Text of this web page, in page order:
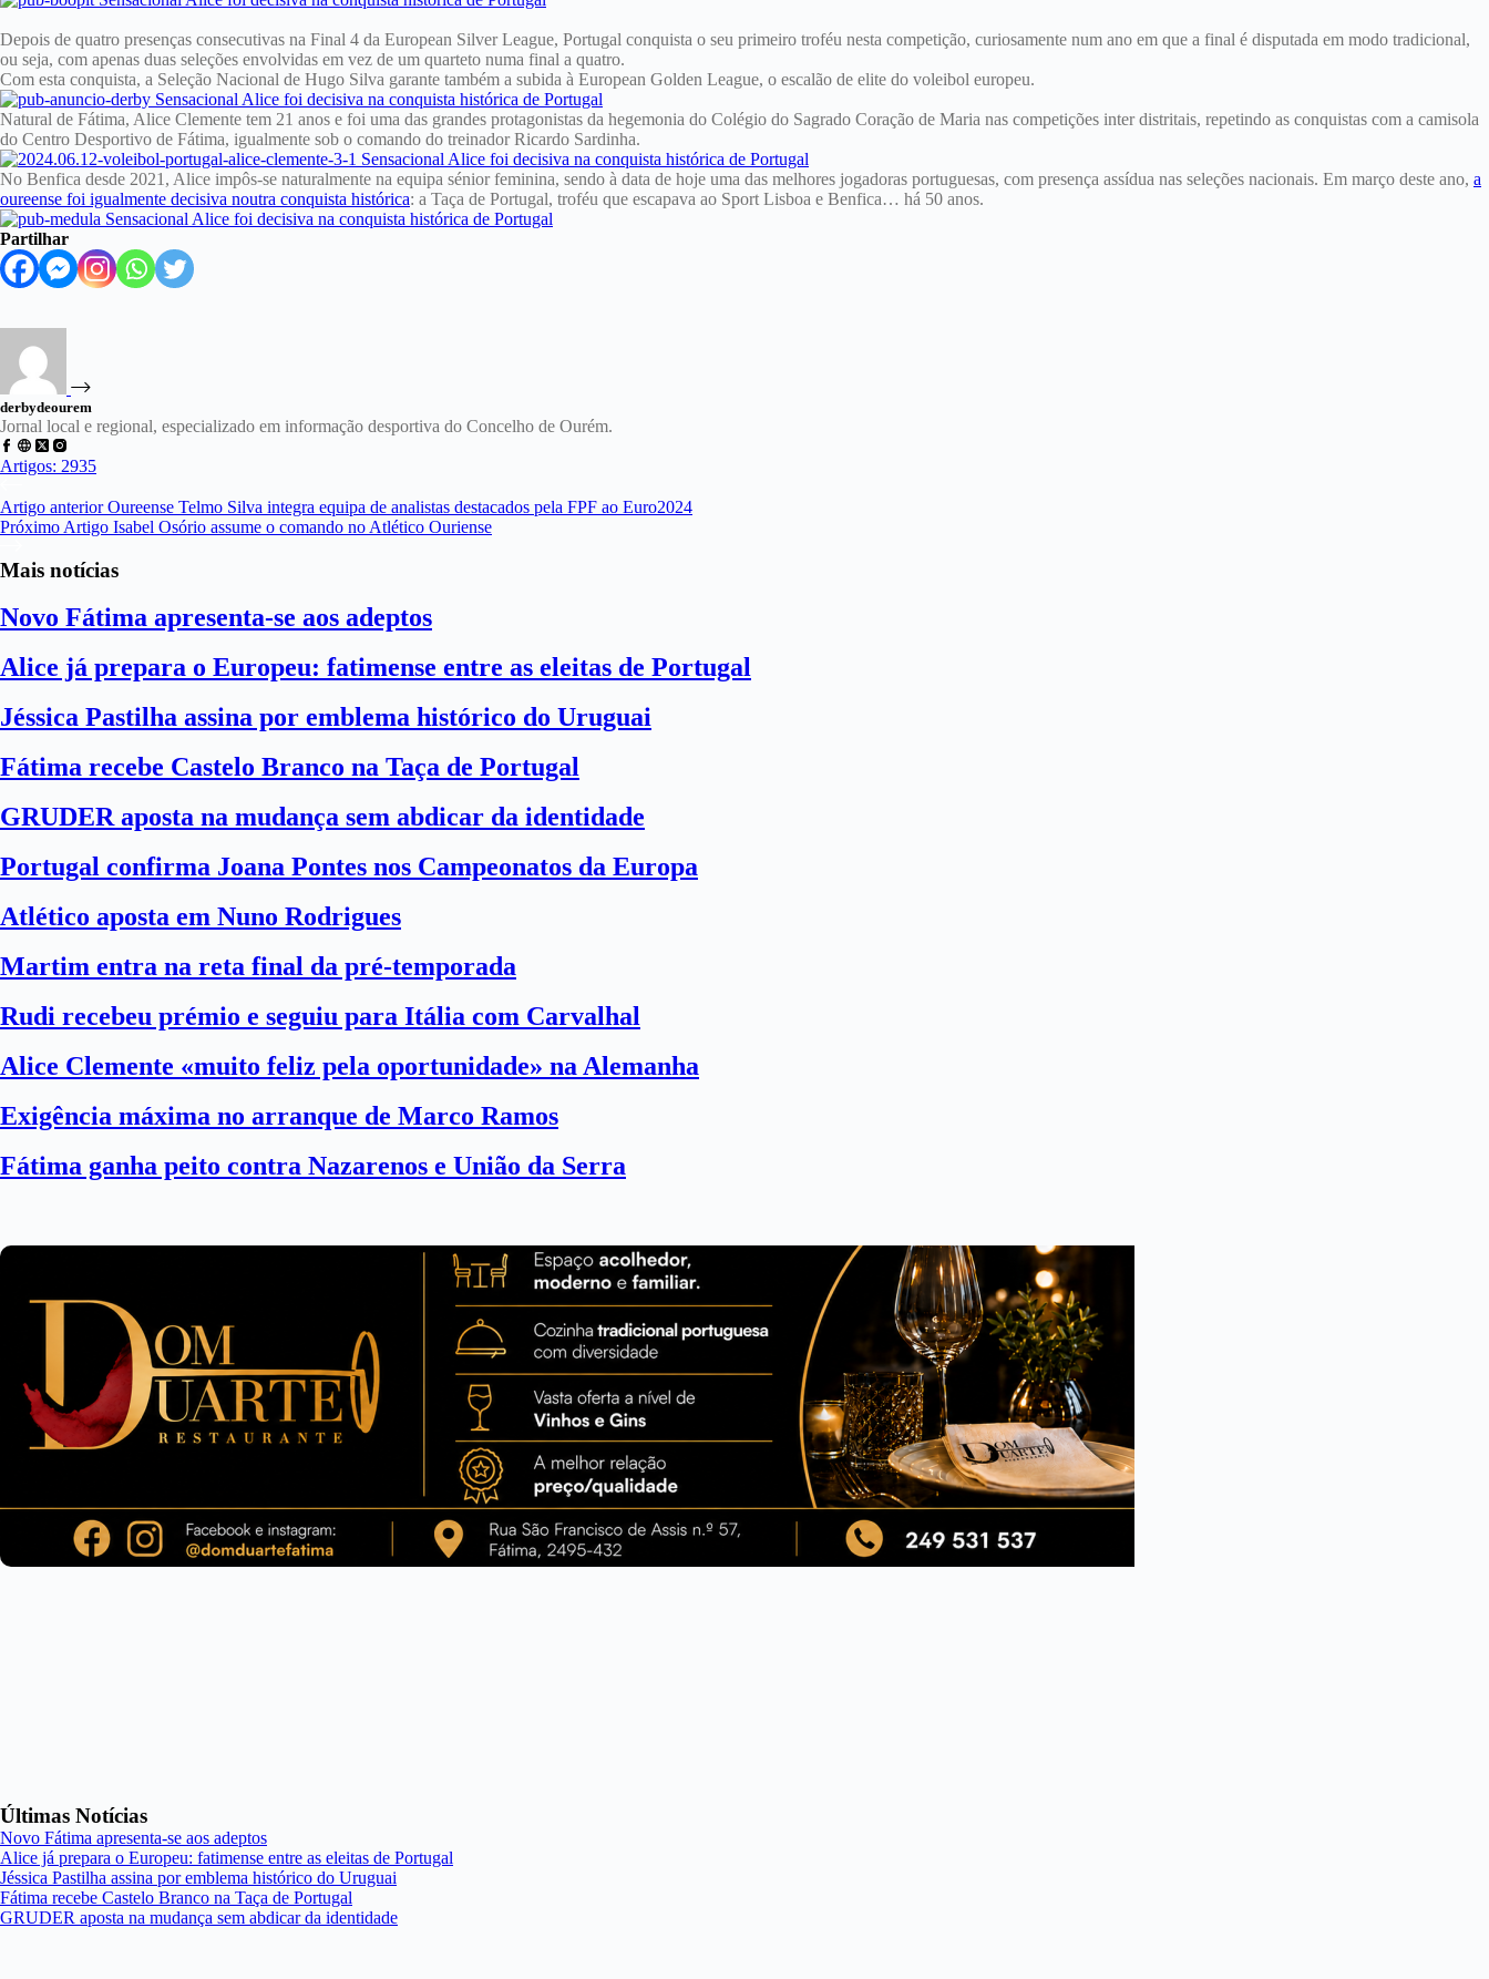
Depois de quatro presenças consecutivas na Final 4 da European Silver League, Portugal conquista o seu primeiro troféu nesta competição, curiosamente num ano em que a final é disputada em modo tradicional,
ou seja, com apenas duas seleções envolvidas em vez de um quarteto numa final a quatro.
Com esta conquista, a Seleção Nacional de Hugo Silva garante também a subida à European Golden League, o escalão de elite do voleibol europeu.
Natural de Fátima, Alice Clemente tem 21 anos e foi uma das grandes protagonistas da hegemonia do Colégio do Sagrado Coração de Maria nas competições inter distritais, repetindo as conquistas com a camisola
do Centro Desportivo de Fátima, igualmente sob o comando do treinador Ricardo Sardinha.
No Benfica desde 2021, Alice impôs-se naturalmente na equipa sénior feminina, sendo à data de hoje uma das melhores jogadoras portuguesas, com presença assídua nas seleções nacionais. Em março deste ano, a
oureense foi igualmente decisiva noutra conquista histórica: a Taça de Portugal, troféu que escapava ao Sport Lisboa e Benfica… há 50 anos.
Partilhar
derbydeourem
Jornal local e regional, especializado em informação desportiva do Concelho de Ourém.
Artigos: 2935
Artigo anteriorOureense Telmo Silva integra equipa de analistas destacados pela FPF ao Euro2024
Próximo Artigo Isabel Osório assume o comando no Atlético Ouriense
Mais notícias
Novo Fátima apresenta-se aos adeptos
Alice já prepara o Europeu: fatimense entre as eleitas de Portugal
Jéssica Pastilha assina por emblema histórico do Uruguai
Fátima recebe Castelo Branco na Taça de Portugal
GRUDER aposta na mudança sem abdicar da identidade
Portugal confirma Joana Pontes nos Campeonatos da Europa
Atlético aposta em Nuno Rodrigues
Martim entra na reta final da pré-temporada
Rudi recebeu prémio e seguiu para Itália com Carvalhal
Alice Clemente «muito feliz pela oportunidade» na Alemanha
Exigência máxima no arranque de Marco Ramos
Fátima ganha peito contra Nazarenos e União da Serra
Últimas Notícias
Novo Fátima apresenta-se aos adeptos
Alice já prepara o Europeu: fatimense entre as eleitas de Portugal
Jéssica Pastilha assina por emblema histórico do Uruguai
Fátima recebe Castelo Branco na Taça de Portugal
GRUDER aposta na mudança sem abdicar da identidade